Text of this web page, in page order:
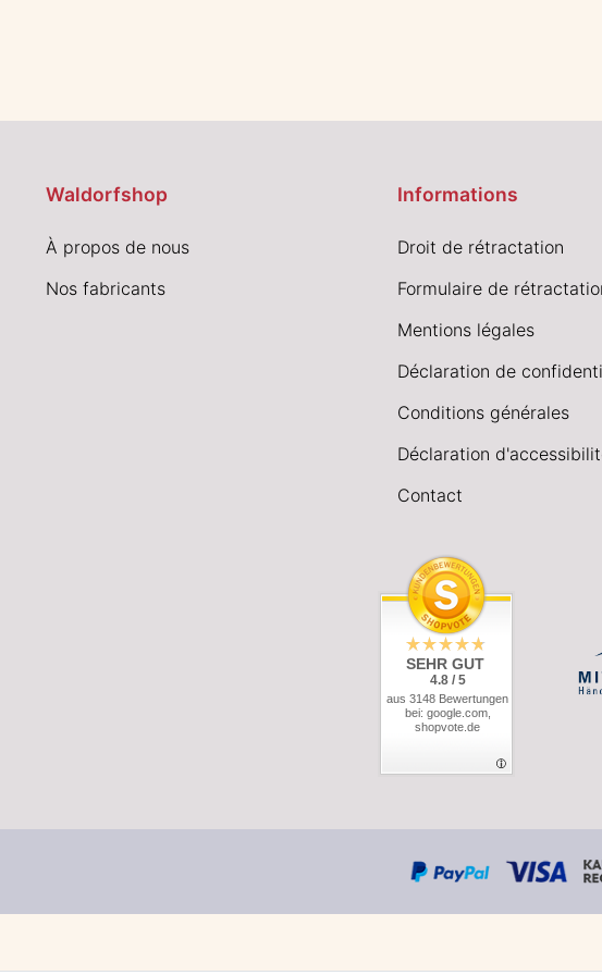
Waldorfshop
À propos de nous
Nos fabricants
Informations
Droit de rétractation
Formulaire de
Mentions légales
Déclaration de
Conditions générales
Déclaration
Contact
SEHR GUT
4.8 / 5
aus 3148 Bewertungen
bei: google.com,
shopvote.de